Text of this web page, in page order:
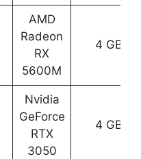
AMD
Radeon
RX
5600M
4 GB
Nvidia
GeForce
RTX
3050
4 GB